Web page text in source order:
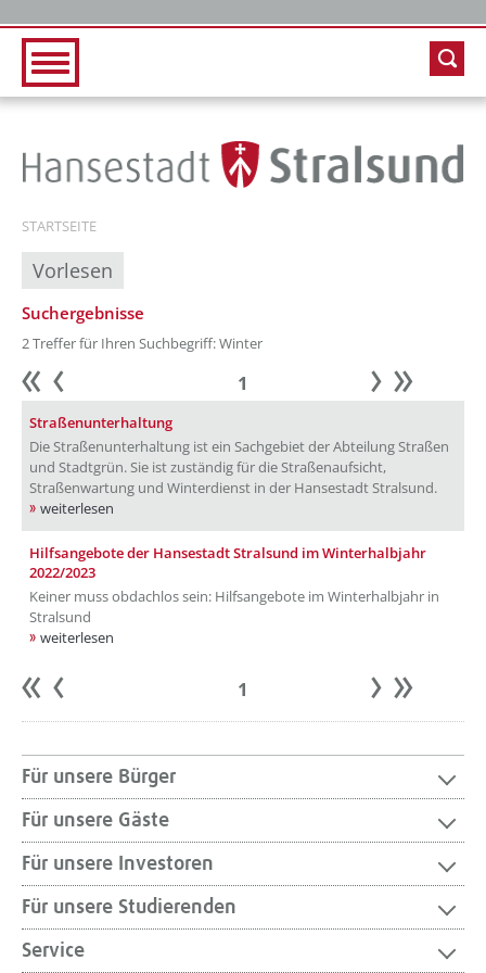
STARTSEITE
Vorlesen
Suchergebnisse
2 Treffer für Ihren Suchbegriff: Winter
Anfang 1 weiter
Straßenunterhaltung
Die Straßenunterhaltung ist ein Sachgebiet der Abteilung Straßen
und Stadtgrün. Sie ist zuständig für die Straßenaufsicht,
Straßenwartung und Winterdienst in der Hansestadt Stralsund.
weiterlesen
Hilfsangebote der Hansestadt Stralsund im Winterhalbjahr
2022/2023
Keiner muss obdachlos sein: Hilfsangebote im Winterhalbjahr in
Stralsund
weiterlesen
Anfang 1 weiter
Für unsere Bürger
Für unsere Gäste
Für unsere Investoren
Für unsere Studierenden
Service